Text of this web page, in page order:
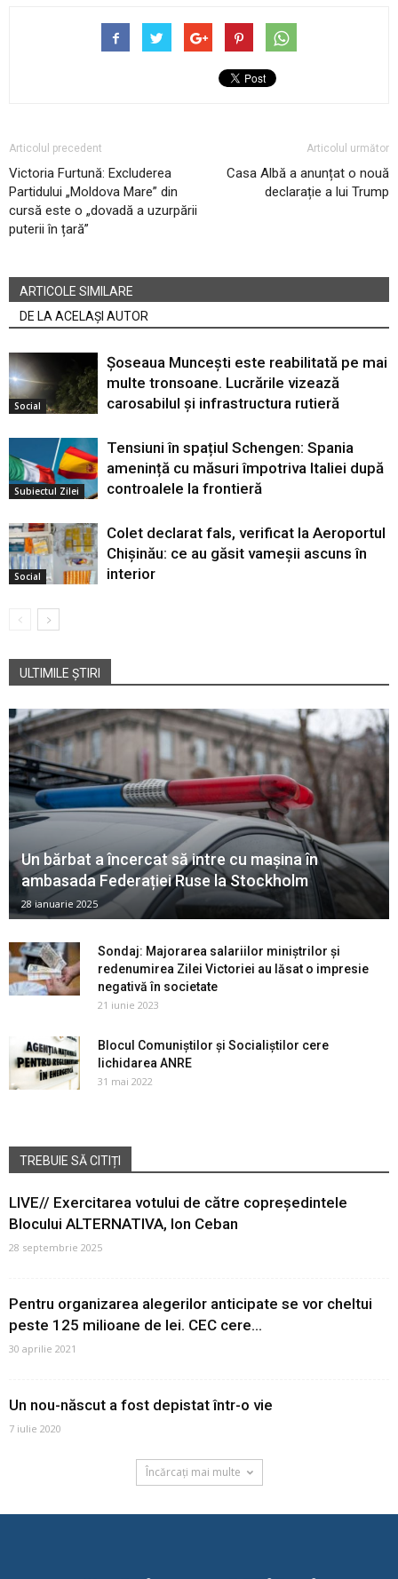
Articolul precedent
Victoria Furtună: Excluderea
Partidului „Moldova Mare” din
cursă este o „dovadă a uzurpării
puterii în țară”
Articolul următor
Casa Albă a anunțat o nouă
declarație a lui Trump
ARTICOLE SIMILARE
DE LA ACELAȘI AUTOR
Social
Șoseaua Muncești este reabilitată pe mai
multe tronsoane. Lucrările vizează
carosabilul și infrastructura rutieră
Subiectul Zilei
Tensiuni în spațiul Schengen: Spania
amenință cu măsuri împotriva Italiei după
controalele la frontieră
Social
Colet declarat fals, verificat la Aeroportul
Chișinău: ce au găsit vameșii ascuns în
interior
ULTIMILE ȘTIRI
Un bărbat a încercat să intre cu mașina în
ambasada Federației Ruse la Stockholm
28 ianuarie 2025
Sondaj: Majorarea salariilor miniștrilor și
redenumirea Zilei Victoriei au lăsat o impresie
negativă în societate
21 iunie 2023
Blocul Comuniștilor și Socialiștilor cere
lichidarea ANRE
31 mai 2022
TREBUIE SĂ CITIȚI
LIVE// Exercitarea votului de către copreședintele
Blocului ALTERNATIVA, Ion Ceban
28 septembrie 2025
Pentru organizarea alegerilor anticipate se vor cheltui
peste 125 milioane de lei. CEC cere...
30 aprilie 2021
Un nou-născut a fost depistat într-o vie
7 iulie 2020
Încărcați mai multe